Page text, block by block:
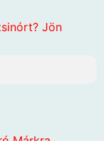
Jön